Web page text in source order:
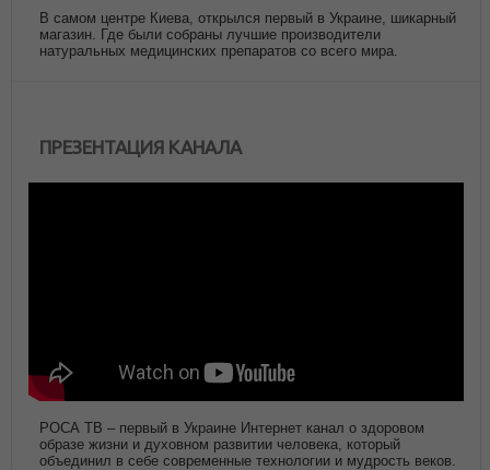
В самом центре Киева, открылся первый в Украине, шикарный
магазин. Где были собраны лучшие производители
натуральных медицинских препаратов со всего мира.
ПРЕЗЕНТАЦИЯ КАНАЛА
РОСА ТВ – первый в Украине Интернет канал о здоровом
образе жизни и духовном развитии человека, который
объединил в себе современные технологии и мудрость веков.